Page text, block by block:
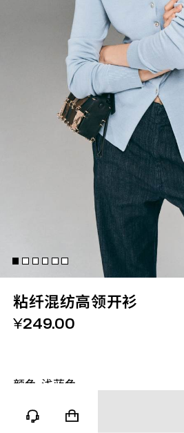
粘纤混纺高领开衫
¥249.00
颜色- 浅蓝色